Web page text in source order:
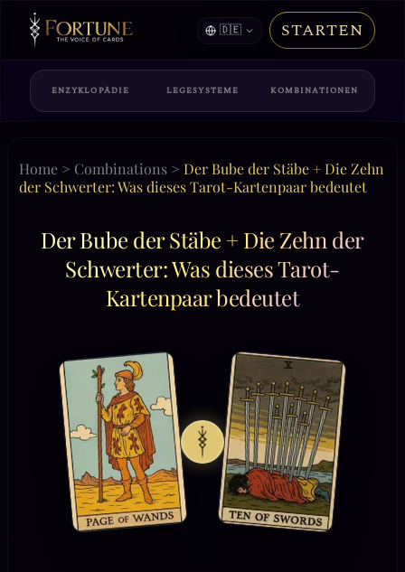
🇩🇪 STARTEN
ENZYKLOPÄDIE LEGESYSTEME KOMBINATIONEN
Home > Combinations > Der Bube der Stäbe + Die Zehn
der Schwerter: Was dieses Tarot-Kartenpaar bedeutet
Der Bube der Stäbe + Die Zehn der
Schwerter: Was dieses Tarot-
Kartenpaar bedeutet